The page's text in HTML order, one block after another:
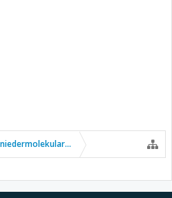
Wirkstoffe